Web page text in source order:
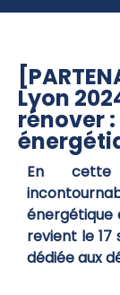
Lyon
rénover
En cette
énergétique
revient le
dédiée aux